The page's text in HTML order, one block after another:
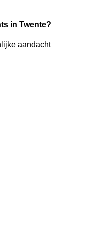
in Twente?
aandacht